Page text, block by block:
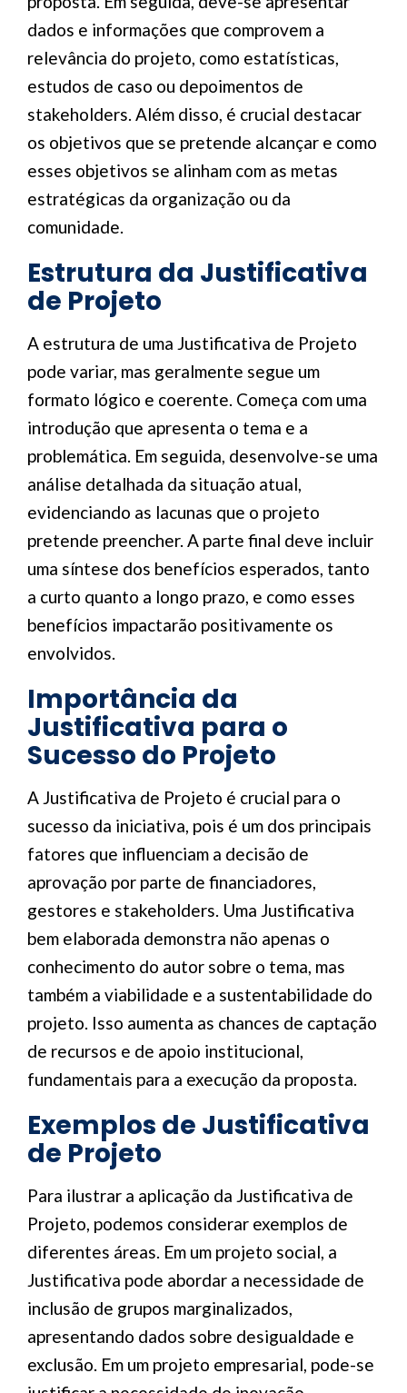
dados e informações que comprovem a
relevância do projeto, como estatísticas,
estudos de caso ou depoimentos de
stakeholders. Além disso, é crucial destacar
os objetivos que se pretende alcançar e como
esses objetivos se alinham com as metas
estratégicas da organização ou da
comunidade.
Estrutura da Justificativa
de Projeto
A estrutura de uma Justificativa de Projeto
pode variar, mas geralmente segue um
formato lógico e coerente. Começa com uma
introdução que apresenta o tema e a
problemática. Em seguida, desenvolve-se uma
análise detalhada da situação atual,
evidenciando as lacunas que o projeto
pretende preencher. A parte final deve incluir
uma síntese dos benefícios esperados, tanto
a curto quanto a longo prazo, e como esses
benefícios impactarão positivamente os
envolvidos.
Importância da
Justificativa para o
Sucesso do Projeto
A Justificativa de Projeto é crucial para o
sucesso da iniciativa, pois é um dos principais
fatores que influenciam a decisão de
aprovação por parte de financiadores,
gestores e stakeholders. Uma Justificativa
bem elaborada demonstra não apenas o
conhecimento do autor sobre o tema, mas
também a viabilidade e a sustentabilidade do
projeto. Isso aumenta as chances de captação
de recursos e de apoio institucional,
fundamentais para a execução da proposta.
Exemplos de Justificativa
de Projeto
Para ilustrar a aplicação da Justificativa de
Projeto, podemos considerar exemplos de
diferentes áreas. Em um projeto social, a
Justificativa pode abordar a necessidade de
inclusão de grupos marginalizados,
apresentando dados sobre desigualdade e
exclusão. Em um projeto empresarial, pode-se